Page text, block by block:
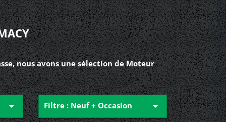
nous avons une sélection de Moteur
 Filtre : Neuf + Occasion 